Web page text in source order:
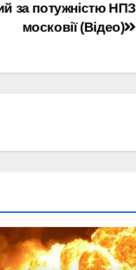
за потужністю НПЗ
московії (Відео)